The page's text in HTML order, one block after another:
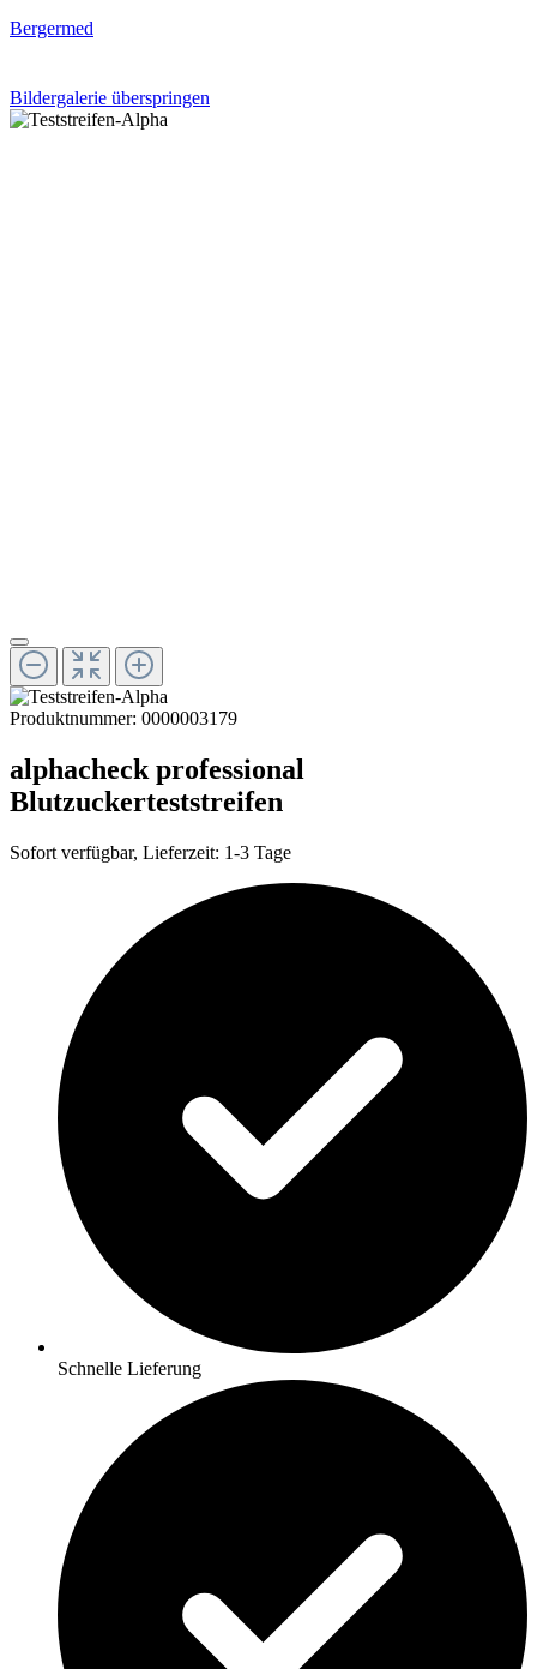
Bergermed
Bildergalerie überspringen
Produktnummer: 0000003179
alphacheck professional
Blutzuckerteststreifen
Sofort verfügbar, Lieferzeit: 1-3 Tage
Schnelle Lieferung